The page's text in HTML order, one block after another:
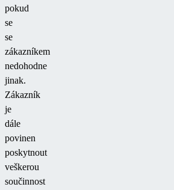
pokud
se
se
zákazníkem
nedohodne
jinak.
Zákazník
je
dále
povinen
poskytnout
veškerou
součinnost